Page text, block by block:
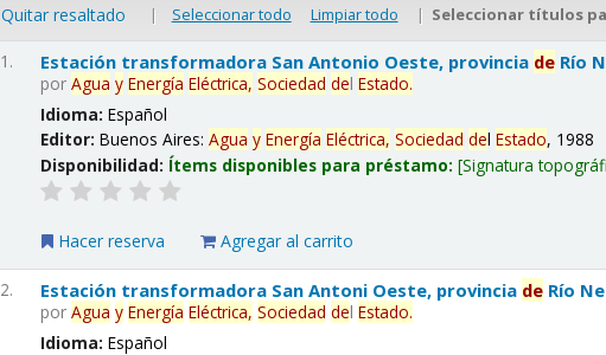
Quitar resaltado | Seleccionar todo Limpiar todo | Seleccionar títulos
1. Estación transformadora San Antonio Oeste, provincia de Río
porAgua y Energía Eléctrica, Sociedad delEstado.
Idioma:Español
Editor:Buenos Aires:Agua y Energía Eléctrica, Sociedad delEstado, 1988
Disponibilidad: Ítems disponibles para préstamo: Signatura
Hacer reserva Agregar al carrito
2. Estación transformadora San Antoni Oeste, provincia de Río
porAgua y Energía Eléctrica, Sociedad delEstado.
Idioma:Español